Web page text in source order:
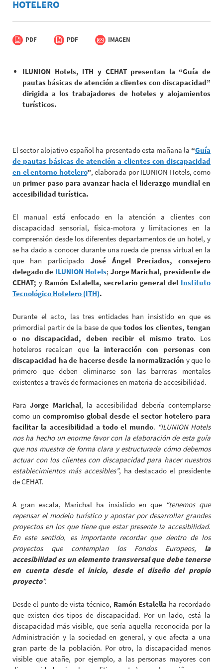
HOTELERO
PDF PDF IMAGEN
ILUNION Hotels, ITH y CEHAT presentan la “Guía de
pautas básicas de atención a clientes con discapacidad”
dirigida a los trabajadores de hoteles y alojamientos
turísticos.
El sector alojativo español ha presentado esta mañana la “Guía
de pautas básicas de atención a clientes con discapacidad
en el entorno hotelero”, elaborada por ILUNION Hotels, como
un primer paso para avanzar hacia el liderazgo mundial en
accesibilidad turística.
El manual está enfocado en la atención a clientes con
discapacidad sensorial, física-motora y limitaciones en la
comprensión desde los diferentes departamentos de un hotel, y
se ha dado a conocer durante una rueda de prensa virtual en la
que han participado José Ángel Preciados, consejero
delegado de ILUNION Hotels; Jorge Marichal, presidente de
CEHAT; y Ramón Estalella, secretario general del Instituto
Tecnológico Hotelero (ITH).
Durante el acto, las tres entidades han insistido en que es
primordial partir de la base de que todos los clientes, tengan
o no discapacidad, deben recibir el mismo trato. Los
hoteleros recalcan que la interacción con personas con
discapacidad ha de hacerse desde la normalización y que lo
primero que deben eliminarse son las barreras mentales
existentes a través de formaciones en materia de accesibilidad.
ParaJorge Marichal, la accesibilidad debería contemplarse
como un compromiso global desde el sector hotelero para
facilitar la accesibilidad a todo el mundo. “ILUNION Hotels
nos ha hecho un enorme favor con la elaboración de esta guía
que nos muestra de forma clara y estructurada cómo debemos
actuar con los clientes con discapacidad para hacer nuestros
establecimientos más accesibles”, ha destacado el presidente
de CEHAT.
A gran escala, Marichal ha insistido en que “tenemos que
repensar el modelo turístico y apostar por desarrollar grandes
proyectos en los que tiene que estar presente la accesibilidad.
En este sentido, es importante recordar que dentro de los
proyectos que contemplan los Fondos Europeos, la
accesibilidad es un elemento transversal que debe tenerse
en cuenta desde el inicio, desde el diseño del propio
proyecto”.
Desde el punto de vista técnico, Ramón Estalella ha recordado
que existen dos tipos de discapacidad. Por un lado, está la
discapacidad más visible, que sería aquella reconocida por la
Administración y la sociedad en general, y que afecta a una
gran parte de la población. Por otro, la discapacidad menos
visible que atañe, por ejemplo, a las personas mayores con